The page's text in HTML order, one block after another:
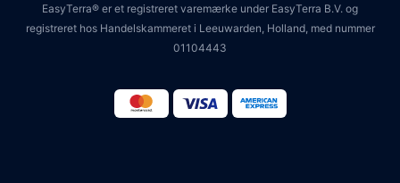
EasyTerra® er et registreret varemærke under EasyTerra B.V. og
registreret hos Handelskammeret i Leeuwarden, Holland, med nummer
01104443